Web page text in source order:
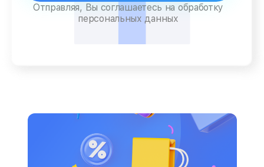
Отправляя, Вы соглашаетесь на обработку
персональных данных